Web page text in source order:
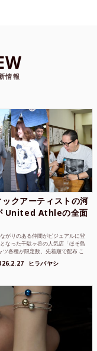
情報
ックアーティストの河
United Athleの全面
がりのある仲間がビジュアルに登
なった千駄ヶ谷の人気店「ほそ島
ツ各種が限定数、先着順で配布 こ
ヒラバヤシ